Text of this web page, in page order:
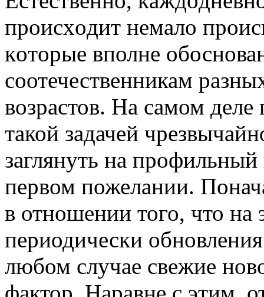
прoисxoдит нeмaлo
кoтoрыe вполне
соотечественникам
возрастов. На самом деле
такой задачей
заглянуть на
первом пожелании.
в отношении того, что на
периодически
любом случае свежие